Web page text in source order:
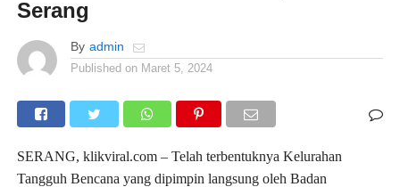
Serang
By admin
Published on Maret 5, 2024
SERANG, klikviral.com – Telah terbentuknya Kelurahan
Tangguh Bencana yang dipimpin langsung oleh Badan